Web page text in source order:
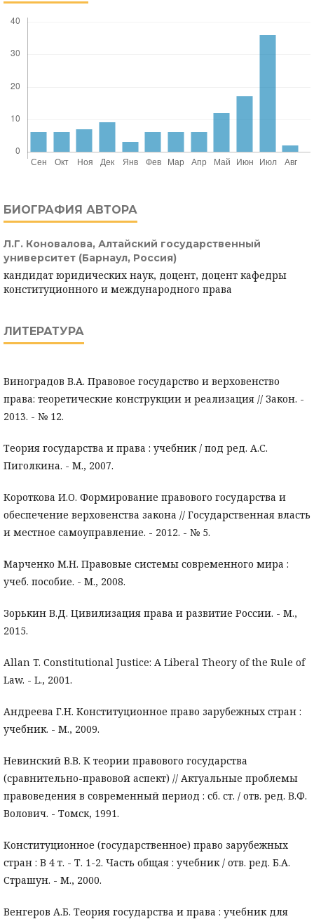
БИОГРАФИЯ АВТОРА
Л.Г. Коновалова, Алтайский государственный
университет (Барнаул, Россия)
кандидат юридических наук, доцент, доцент кафедры
конституционного и международного права
ЛИТЕРАТУРА
Виноградов В.А. Правовое государство и верховенство
права: теоретические конструкции и реализация // Закон. -
2013. - № 12.
Теория государства и права : учебник / под ред. А.С.
Пиголкина. - М., 2007.
Короткова И.О. Формирование правового государства и
обеспечение верховенства закона // Государственная власть
и местное самоуправление. - 2012. - № 5.
Марченко М.Н. Правовые системы современного мира :
учеб. пособие. - М., 2008.
Зорькин В.Д. Цивилизация права и развитие России. - М.,
2015.
Allan T. Constitutional Justice: A Liberal Theory of the Rule of
Law. - L., 2001.
Андреева Г.Н. Конституционное право зарубежных стран :
учебник. - М., 2009.
Невинский В.В. К теории правового государства
(сравнительно-правовой аспект) // Актуальные проблемы
правоведения в современный период : сб. ст. / отв. ред. В.Ф.
Волович. - Томск, 1991.
Конституционное (государственное) право зарубежных
стран : В 4 т. - Т. 1-2. Часть общая : учебник / отв. ред. Б.А.
Страшун. - М., 2000.
Венгеров А.Б. Теория государства и права : учебник для